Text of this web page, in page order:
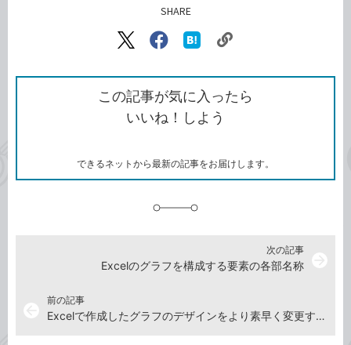
SHARE
X（旧
で
シ
ェ
ア
Facebook
シ
ェ
ア
な
ブ
ッ
ク
ク
ク
を
コ
この記事が気に入ったら
いいね！しよう
できるネットから最新の記事をお届けします。
前の記事
Excelで作成したグラフのデザインをより素早く変更する方法
次の記事
Excelのグラフを構成する要素の各部名称